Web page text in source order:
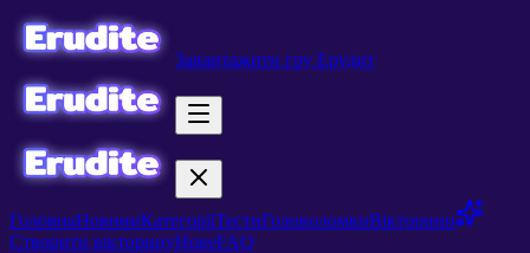
Завантажити гру Ерудит
ГоловнаНовиниКатегоріїТестиГоловоломкиВікторини
Створити вікторинуНовеFAQ